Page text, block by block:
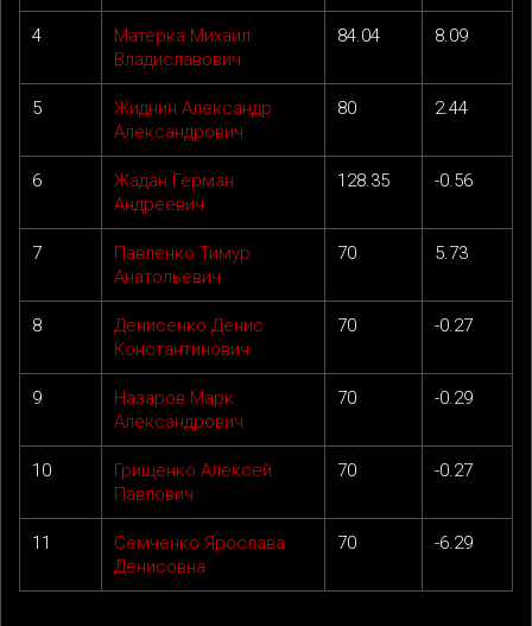
4
Матерка Михаил
Владиславович
84.04 8.09
5
Жиднин Александр
Александрович
80 2.44
6
Жадан Герман
Андреевич
128.35 -0.56
7
Павленко Тимур
Анатольевич
70 5.73
8
Денисенко Денис
Константинович
70 -0.27
9
Назаров Марк
Александрович
70 -0.29
10
Грищенко Алексей
Павлович
70 -0.27
11
Семченко Ярослава
Денисовна
70 -6.29